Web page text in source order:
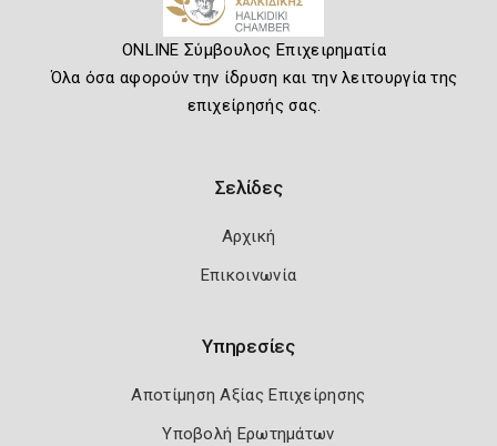
ONLINE Σύμβουλος Επιχειρηματία
Όλα όσα αφορούν την ίδρυση και την λειτουργία της
επιχείρησής σας.
Σελίδες
Αρχική
Επικοινωνία
Υπηρεσίες
Αποτίμηση Αξίας Επιχείρησης
Υποβολή Ερωτημάτων